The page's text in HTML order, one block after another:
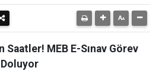
MEB E-Sınav Görev
Doluyor